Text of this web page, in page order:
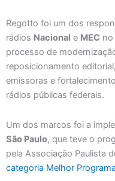
Regotto foi um dos
rádios Nacional e MEC no
processo de
reposicionamento
emissoras e
rádios públicas federais.
Um dos marcos foi a
São Paulo, que teve o
pela Associação Paulista
categoria Melhor